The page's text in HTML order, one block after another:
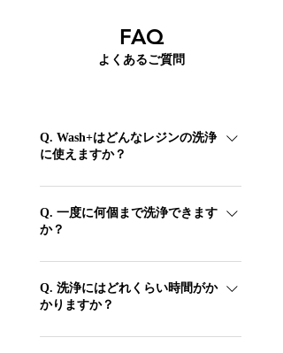
FAQ
よくあるご質問
Q. Wash+はどんなレジンの洗浄
に使えますか？
IPA（イソプロピルアルコール）99%・ア
ルコール95%での洗浄に対応し、水洗いレ
ジンの水洗浄にも使えます。レジンの種類
Q. 一度に何個まで洗浄できます
か？
各槽に9.3インチのビルドプレートをその
まま取り付けでき、1回の洗浄サイクルで
最大24個の歯科モデルをまとめて洗浄でき
Q. 洗浄にはどれくらい時間がか
かりますか？
約5分のスピード洗浄に対応しています。